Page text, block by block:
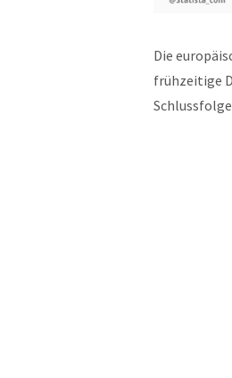
Die
frühzeitige